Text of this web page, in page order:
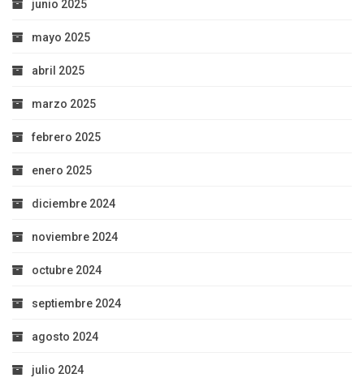
junio 2025
mayo 2025
abril 2025
marzo 2025
febrero 2025
enero 2025
diciembre 2024
noviembre 2024
octubre 2024
septiembre 2024
agosto 2024
julio 2024